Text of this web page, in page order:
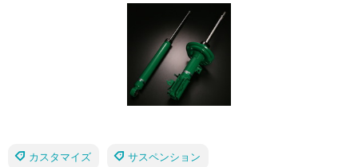
カスタマイズ サスペンション